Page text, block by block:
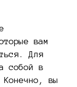
вам
Для
собой в
Конечно, вы